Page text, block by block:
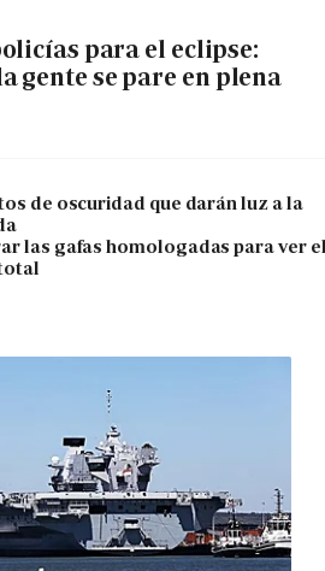
para el eclipse:
gente se pare en plena
de oscuridad que darán luz a la
las gafas homologadas para ver